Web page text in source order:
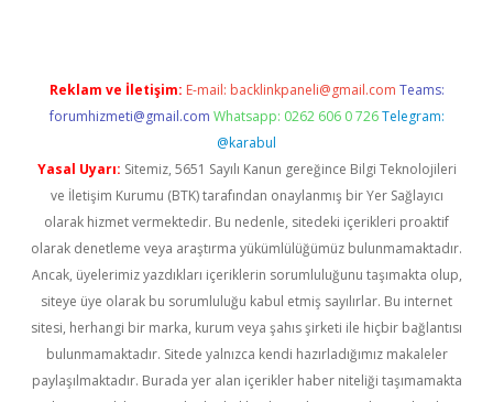
Reklam ve İletişim: E-mail: backlinkpaneli@gmail.com Teams:
forumhizmeti@gmail.com Whatsapp: 0262 606 0 726 Telegram:
@karabul
Yasal Uyarı: Sitemiz, 5651 Sayılı Kanun gereğince Bilgi Teknolojileri
ve İletişim Kurumu (BTK) tarafından onaylanmış bir Yer Sağlayıcı
olarak hizmet vermektedir. Bu nedenle, sitedeki içerikleri proaktif
olarak denetleme veya araştırma yükümlülüğümüz bulunmamaktadır.
Ancak, üyelerimiz yazdıkları içeriklerin sorumluluğunu taşımakta olup,
siteye üye olarak bu sorumluluğu kabul etmiş sayılırlar. Bu internet
sitesi, herhangi bir marka, kurum veya şahıs şirketi ile hiçbir bağlantısı
bulunmamaktadır. Sitede yalnızca kendi hazırladığımız makaleler
paylaşılmaktadır. Burada yer alan içerikler haber niteliği taşımamakta